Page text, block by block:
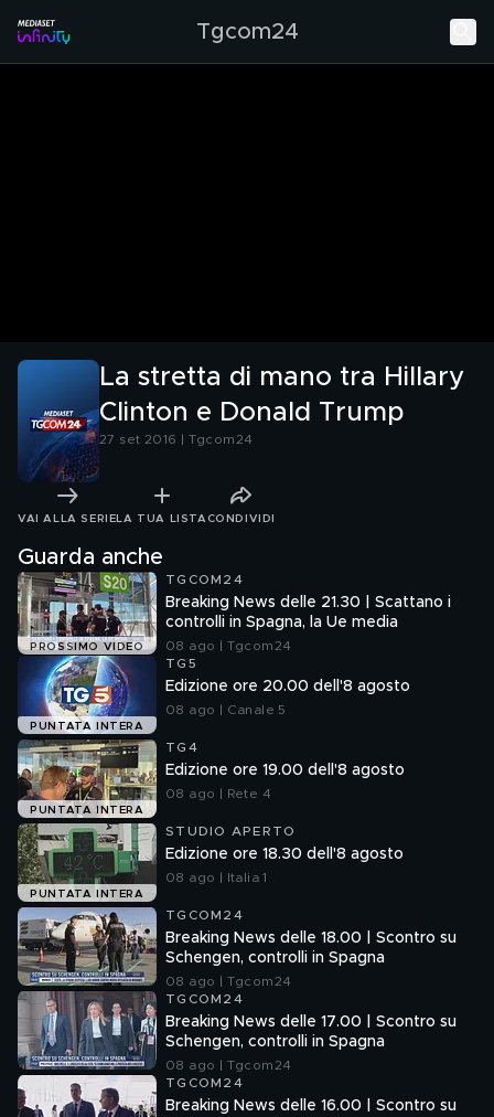
Tgcom24
La stretta di mano tra Hillary
Clinton e Donald Trump
27 set 2016 | Tgcom24
VAI ALLA SERIE LA TUA LISTA CONDIVIDI
Guarda anche
PROSSIMO VIDEO
TGCOM24
Breaking News delle 21.30 | Scattano i
controlli in Spagna, la Ue media
08 ago | Tgcom24
PUNTATA INTERA
TG5
Edizione ore 20.00 dell'8 agosto
08 ago | Canale 5
PUNTATA INTERA
TG4
Edizione ore 19.00 dell'8 agosto
08 ago | Rete 4
PUNTATA INTERA
STUDIO APERTO
Edizione ore 18.30 dell'8 agosto
08 ago | Italia 1
TGCOM24
Breaking News delle 18.00 | Scontro su
Schengen, controlli in Spagna
08 ago | Tgcom24
TGCOM24
Breaking News delle 17.00 | Scontro su
Schengen, controlli in Spagna
08 ago | Tgcom24
TGCOM24
Breaking News delle 16.00 | Scontro su